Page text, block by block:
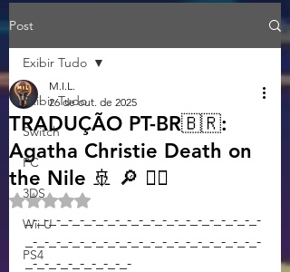
Post
Exibir Tudo
Switch
PC
3DS
Wii U
PS4
Exibir Tudo
TRADUÇÃO PT-BR🇧🇷:
Agatha Christie Death on
the Nile 🚢 🔎 🕵️‍♂️
M.I.L.
26 de out. de 2025
Avaliado com NaN de 5 estrelas.
_-_-_-_-_-_-_-_-_-_-_-_-_-_-_-_-_-_-_-_-
_-_-_-_-_-_-_-_-_-_-_-_-_-_-_-_-_-_-_-_-
_-_-_-_-_-_-_-_-_-